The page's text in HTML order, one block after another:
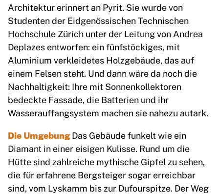
Architektur erinnert an Pyrit. Sie wurde von
Studenten der Eidgenössischen Technischen
Hochschule Zürich unter der Leitung von Andrea
Deplazes entworfen: ein fünfstöckiges, mit
Aluminium verkleidetes Holzgebäude, das auf
einem Felsen steht. Und dann wäre da noch die
Nachhaltigkeit: Ihre mit Sonnenkollektoren
bedeckte Fassade, die Batterien und ihr
Wasserauffangsystem machen sie nahezu autark.
Die UmgebungDas Gebäude funkelt wie ein
Diamant in einer eisigen Kulisse. Rund um die
Hütte sind zahlreiche mythische Gipfel zu sehen,
die für erfahrene Bergsteiger sogar erreichbar
sind, vom Lyskamm bis zur Dufourspitze. Der Weg